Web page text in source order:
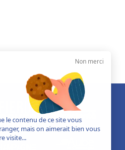
Non merci
le contenu de ce site vous
mais on aimerait bien vous
visite...